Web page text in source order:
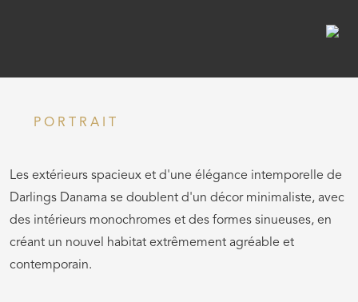
PORTRAIT
Les extérieurs spacieux et d'une élégance intemporelle de
Darlings Danama se doublent d'un décor minimaliste, avec
des intérieurs monochromes et des formes sinueuses, en
créant un nouvel habitat extrêmement agréable et
contemporain.